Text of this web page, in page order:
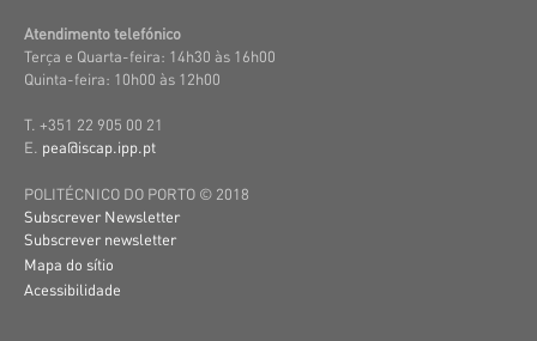
Atendimento telefónico
Terça e Quarta-feira: 14h30 às 16h00
Quinta-feira: 10h00 às 12h00
T. +351 22 905 00 21
E. pea@iscap.ipp.pt
POLITÉCNICO DO PORTO © 2018
Subscrever Newsletter
Subscrever newsletter
Mapa do sítio
Acessibilidade